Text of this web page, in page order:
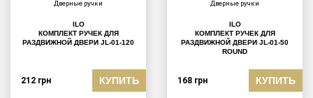
Дверные ручки
ILO
КОМПЛЕКТ РУЧЕК ДЛЯ
РАЗДВИЖНОЙ ДВЕРИ JL-01-120
212 грн КУПИТЬ
Дверные ручки
ILO
КОМПЛЕКТ РУЧЕК ДЛЯ
РАЗДВИЖНОЙ ДВЕРИ JL-01-50
ROUND
168 грн КУПИТЬ